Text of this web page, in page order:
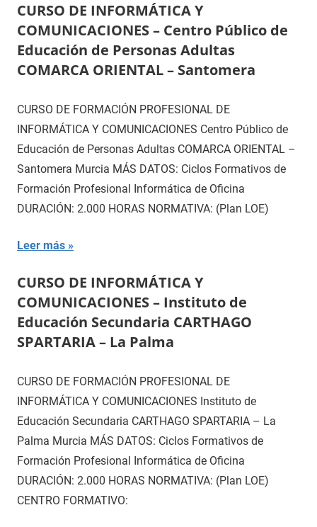
CURSO DE INFORMÁTICA Y
COMUNICACIONES – Centro Público de
Educación de Personas Adultas
COMARCA ORIENTAL – Santomera
CURSO DE FORMACIÓN PROFESIONAL DE
INFORMÁTICA Y COMUNICACIONES Centro Público de
Educación de Personas Adultas COMARCA ORIENTAL –
Santomera Murcia MÁS DATOS: Ciclos Formativos de
Formación Profesional Informática de Oficina
DURACIÓN: 2.000 HORAS NORMATIVA: (Plan LOE)
Leer más
CURSO DE INFORMÁTICA Y
COMUNICACIONES – Instituto de
Educación Secundaria CARTHAGO
SPARTARIA – La Palma
CURSO DE FORMACIÓN PROFESIONAL DE
INFORMÁTICA Y COMUNICACIONES Instituto de
Educación Secundaria CARTHAGO SPARTARIA – La
Palma Murcia MÁS DATOS: Ciclos Formativos de
Formación Profesional Informática de Oficina
DURACIÓN: 2.000 HORAS NORMATIVA: (Plan LOE)
CENTRO FORMATIVO: